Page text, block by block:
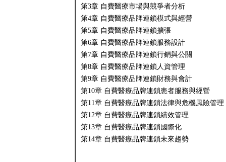
第3章 自費醫療市場與競爭者分析
第4章 自費醫療品牌連鎖模式與經營
第5章 自費醫療品牌連鎖擴張
第6章 自費醫療品牌連鎖服務設計
第7章 自費醫療品牌連鎖行銷與公關
第8章 自費醫療品牌連鎖人資管理
第9章 自費醫療品牌連鎖財務與會計
第10章 自費醫療品牌連鎖患者服務與經營
第11章 自費醫療品牌連鎖法律與危機風險管理
第12章 自費醫療品牌連鎖績效管理
第13章 自費醫療品牌連鎖國際化
第14章 自費醫療品牌連鎖未來趨勢